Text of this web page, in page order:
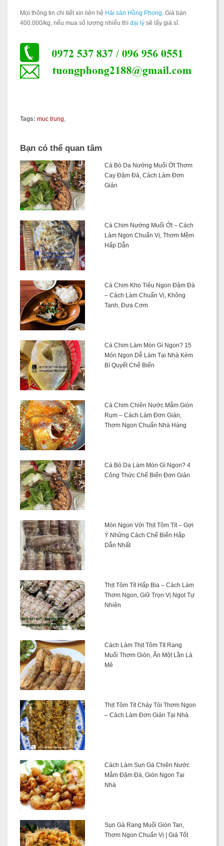
Mọi thông tin chi tiết xin liên hệ Hải sản Hồng Phong . Giá bán
400.000/kg, nếu mua số lượng nhiểu thì đại lý sẽ lấy giá sĩ.
Tags: muc trung,
Bạn có thể quan tâm
Cá Bò Da Nướng Muối Ớt Thơm
Cay Đậm Đà, Cách Làm Đơn
Giản
Cá Chim Nướng Muối Ớt – Cách
Làm Ngon Chuẩn Vị, Thơm Mềm
Hấp Dẫn
Cá Chim Kho Tiêu Ngon Đậm Đà
– Cách Làm Chuẩn Vị, Không
Tanh, Đưa Cơm
Cá Chim Làm Món Gì Ngon? 15
Món Ngon Dễ Làm Tại Nhà Kèm
Bí Quyết Chế Biến
Cá Chim Chiên Nước Mắm Giòn
Rụm – Cách Làm Đơn Giản,
Thơm Ngon Chuẩn Nhà Hàng
Cá Bò Da Làm Món Gì Ngon? 4
Công Thức Chế Biến Đơn Giản
Món Ngon Với Thịt Tôm Tít – Gợi
Ý Những Cách Chế Biến Hấp
Dẫn Nhất
Thịt Tôm Tít Hấp Bia – Cách Làm
Thơm Ngon, Giữ Trọn Vị Ngọt Tự
Nhiên
Cách Làm Thịt Tôm Tít Rang
Muối Thơm Giòn, Ăn Một Lần Là
Mê
Thịt Tôm Tít Cháy Tỏi Thơm Ngon
– Cách Làm Đơn Giản Tại Nhà
Cách Làm Sụn Gà Chiên Nước
Mắm Đậm Đà, Giòn Ngon Tại
Nhà
Sụn Gà Rang Muối Giòn Tan,
Thơm Ngon Chuẩn Vị | Giá Tốt